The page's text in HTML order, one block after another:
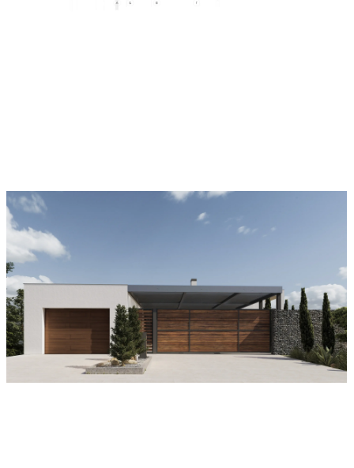
Villa Kutar | 193 м²
Violente House |
111 м²
Крым, г. Севастополь, мкр -
н. Фиолент
Крым, г. Симферополь,
с. Строгоновка
Villa Alma | 326 м² Villa Fiolent | 210 м²